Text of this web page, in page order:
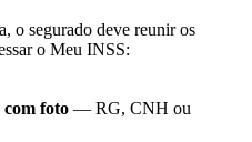
o segurado deve reunir os
o Meu INSS:
com foto — RG, CNH ou